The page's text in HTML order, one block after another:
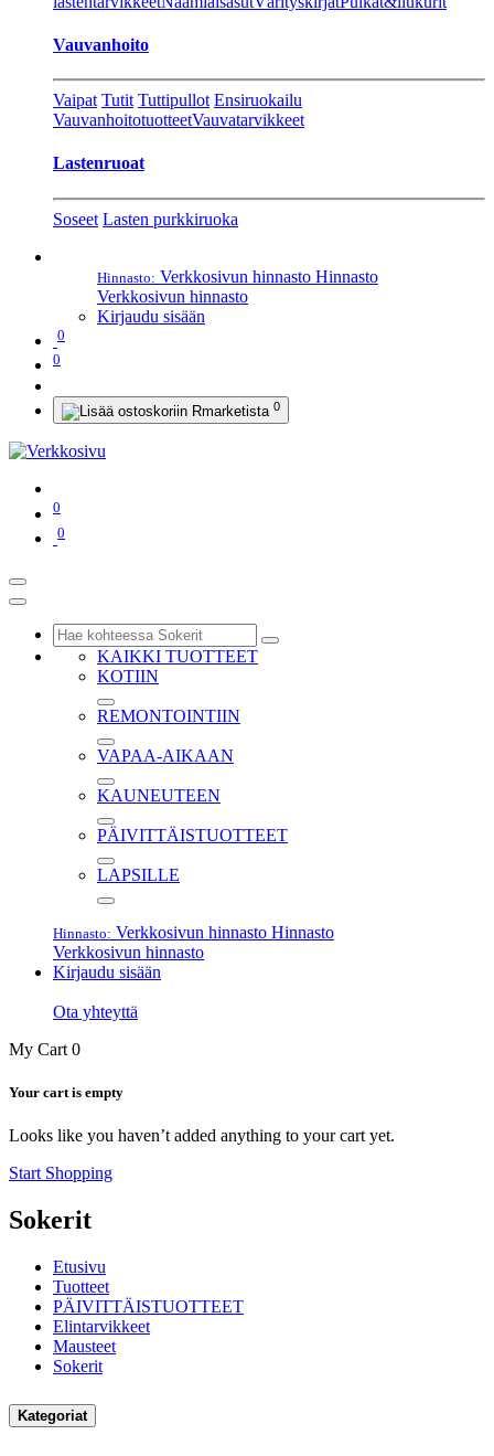
Vauvanhoito
Vaipat Tutit Tuttipullot Ensiruokailu
VauvanhoitotuotteetVauvatarvikkeet
Lastenruoat
Soseet Lasten purkkiruoka
Hinnasto: Verkkosivun hinnasto Hinnasto
Verkkosivun hinnasto
Kirjaudu sisään
0
0
0
0
0
KAIKKI TUOTTEET
KOTIIN
REMONTOINTIIN
VAPAA-AIKAAN
KAUNEUTEEN
PÄIVITTÄISTUOTTEET
LAPSILLE
Hinnasto: Verkkosivun hinnasto Hinnasto
Verkkosivun hinnasto
Kirjaudu sisään
Ota yhteyttä
My Cart 0
Your cart is empty
Looks like you haven’t added anything to your cart yet.
Start Shopping
Sokerit
Etusivu
Tuotteet
PÄIVITTÄISTUOTTEET
Elintarvikkeet
Mausteet
Sokerit
Kategoriat